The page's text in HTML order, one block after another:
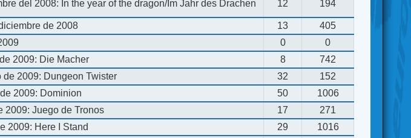
del 2008: In the year of the dragon/Im Jahr des Drachen 12 194
de 2008 13
405
0
0
2009: Die Macher 8
742
2009: Dungeon Twister 32
152
2009: Dominion 50
1006
2009: Juego de Tronos 17
271
2009: Here I Stand 29
1016